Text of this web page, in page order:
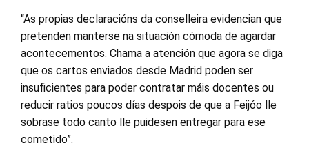
“As propias declaracións da conselleira evidencian que
pretenden manterse na situación cómoda de agardar
acontecementos. Chama a atención que agora se diga
que os cartos enviados desde Madrid poden ser
insuficientes para poder contratar máis docentes ou
reducir ratios poucos días despois de que a Feijóo lle
sobrase todo canto lle puidesen entregar para ese
cometido”.